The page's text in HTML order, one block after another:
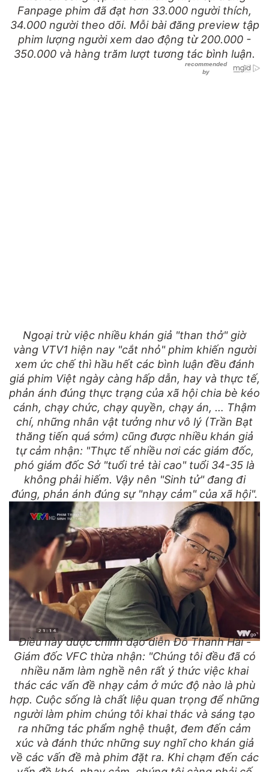
Fanpage phim đã đạt hơn 33.000 người thích,
34.000 người theo dõi. Mỗi bài đăng preview tập
phim lượng người xem dao động từ 200.000 -
350.000 và hàng trăm lượt tương tác bình luận.
Ngoại trừ việc nhiều khán giả "than thở" giờ
vàng VTV1 hiện nay "cắt nhỏ" phim khiến người
xem ức chế thì hầu hết các bình luận đều đánh
giá phim Việt ngày càng hấp dẫn, hay và thực tế,
phản ánh đúng thực trạng của xã hội chia bè kéo
cánh, chạy chức, chạy quyền, chạy án, … Thậm
chí, những nhân vật tưởng như vô lý (Trần Bạt
thăng tiến quá sớm) cũng được nhiều khán giả
tự cảm nhận: "Thực tế nhiều nơi các giám đốc,
phó giám đốc Sở "tuổi trẻ tài cao" tuổi 34-35 là
không phải hiếm. Vậy nên "Sinh tử" đang đi
đúng, phản ánh đúng sự "nhạy cảm" của xã hội".
Điều này được chính đạo diễn Đỗ Thanh Hải -
Giám đốc VFC thừa nhận: "Chúng tôi đều đã có
nhiều năm làm nghề nên rất ý thức việc khai
thác các vấn đề nhạy cảm ở mức độ nào là phù
hợp. Cuộc sống là chất liệu quan trọng để những
người làm phim chúng tôi khai thác và sáng tạo
ra những tác phẩm nghệ thuật, đem đến cảm
xúc và đánh thức những suy nghĩ cho khán giả
về các vấn đề mà phim đặt ra. Khi chạm đến các